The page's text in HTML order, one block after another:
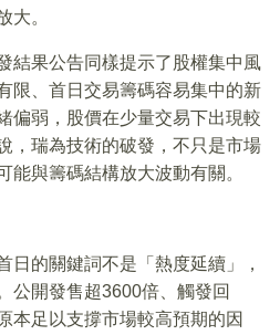
大。
結果公告同樣提示了股權集中風
限、首日交易籌碼容易集中的新
偏弱，股價在少量交易下出現較
，瑞為技術的破發，不只是市場
能與籌碼結構放大波動有關。
日的關鍵詞不是「熱度延續」，
公開發售超3600倍、觸發回
本足以支撐市場較高預期的因